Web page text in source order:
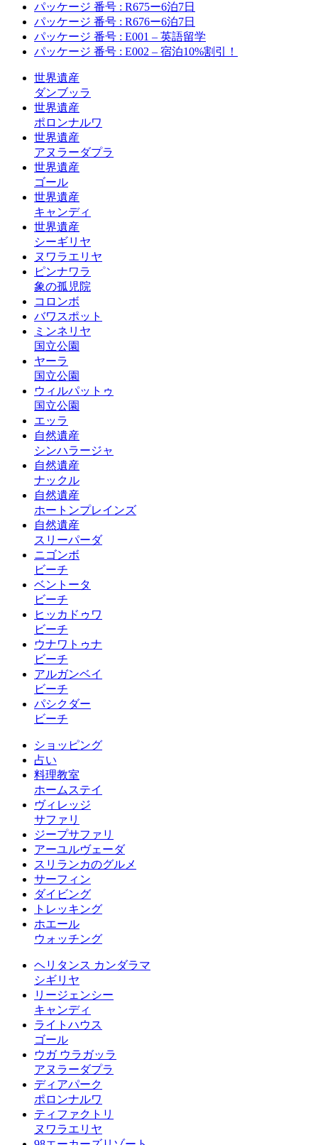
パッケージ 番号 : R675ー6泊7日
パッケージ 番号 : R676ー6泊7日
パッケージ 番号 : E001 – 英語留学
パッケージ 番号 : E002 – 宿泊10%割引！
世界遺産
ダンブッラ
世界遺産
ポロンナルワ
世界遺産
アヌラーダプラ
世界遺産
ゴール
世界遺産
キャンディ
世界遺産
シーギリヤ
ヌワラエリヤ
ピンナワラ
象の孤児院
コロンボ
バワスポット
ミンネリヤ
国立公園
ヤーラ
国立公園
ウィルパットゥ
国立公園
エッラ
自然遺産
シンハラージャ
自然遺産
ナックル
自然遺産
ホートンプレインズ
自然遺産
スリーパーダ
ニゴンボ
ビーチ
ベントータ
ビーチ
ヒッカドゥワ
ビーチ
ウナワトゥナ
ビーチ
アルガンベイ
ビーチ
パシクダー
ビーチ
ショッピング
占い
料理教室
ホームステイ
ヴィレッジ
サファリ
ジープサファリ
アーユルヴェーダ
スリランカのグルメ
サーフィン
ダイビング
トレッキング
ホエール
ウォッチング
ヘリタンス カンダラマ
シギリヤ
リージェンシー
キャンディ
ライトハウス
ゴール
ウガ ウラガッラ
アヌラーダプラ
ディアパーク
ポロンナルワ
ティファクトリ
ヌワラエリヤ